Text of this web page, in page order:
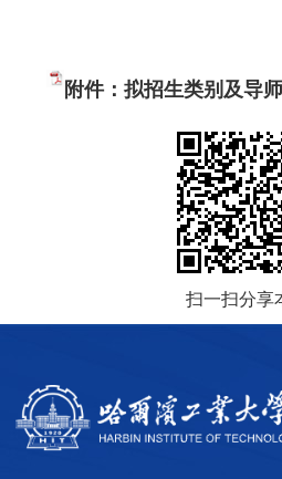
附件：拟招生类别及导
扫一扫分享